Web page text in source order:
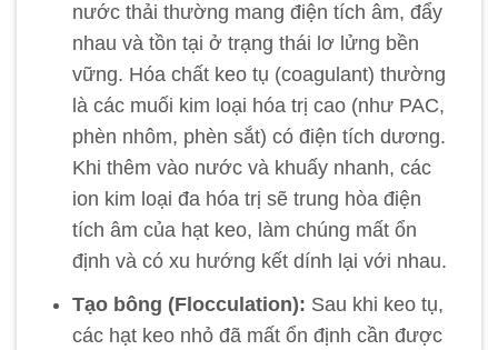
nước thải thường mang điện tích âm, đẩy
nhau và tồn tại ở trạng thái lơ lửng bền
vững. Hóa chất keo tụ (coagulant) thường
là các muối kim loại hóa trị cao (như PAC,
phèn nhôm, phèn sắt) có điện tích dương.
Khi thêm vào nước và khuấy nhanh, các
ion kim loại đa hóa trị sẽ trung hòa điện
tích âm của hạt keo, làm chúng mất ổn
định và có xu hướng kết dính lại với nhau.
Tạo bông (Flocculation): Sau khi keo tụ,
các hạt keo nhỏ đã mất ổn định cần được